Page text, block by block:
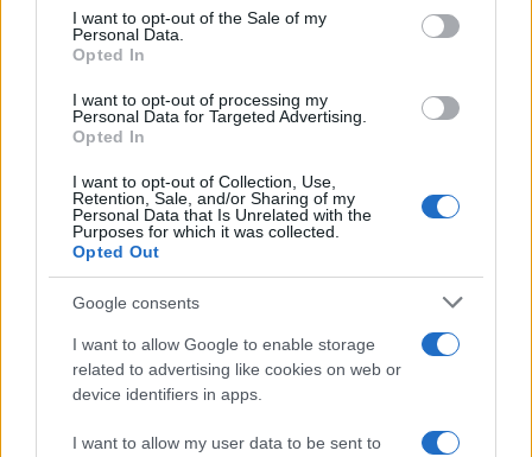
consent section.
I want to opt-out of the Sale of my
Personal Data.
Opted In
I want to opt-out of processing my
Personal Data for Targeted Advertising.
Opted In
I want to opt-out of Collection, Use,
Retention, Sale, and/or Sharing of my
Personal Data that Is Unrelated with the
Purposes for which it was collected.
Opted Out
Google consents
I want to allow Google to enable storage
related to advertising like cookies on web or
device identifiers in apps.
I want to allow my user data to be sent to
partecipazione per il suo racconto
Calangianus, allarme sul centro accoglienza
minori, Albieri: “Episodi gravissimi”
NECROLOGIE